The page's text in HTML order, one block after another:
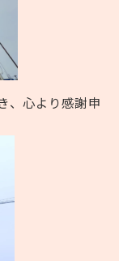
、心より感謝申